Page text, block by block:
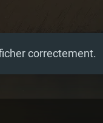
correctement.